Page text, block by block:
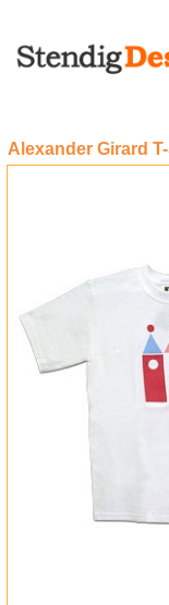
Alexander Girard